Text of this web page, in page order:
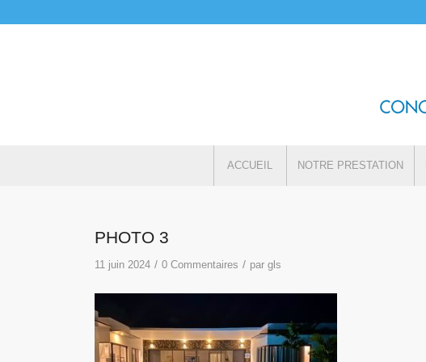
ACCUEIL NOTRE PRESTATION
PHOTO 3
11 juin 2024 / 0 Commentaires / pargls